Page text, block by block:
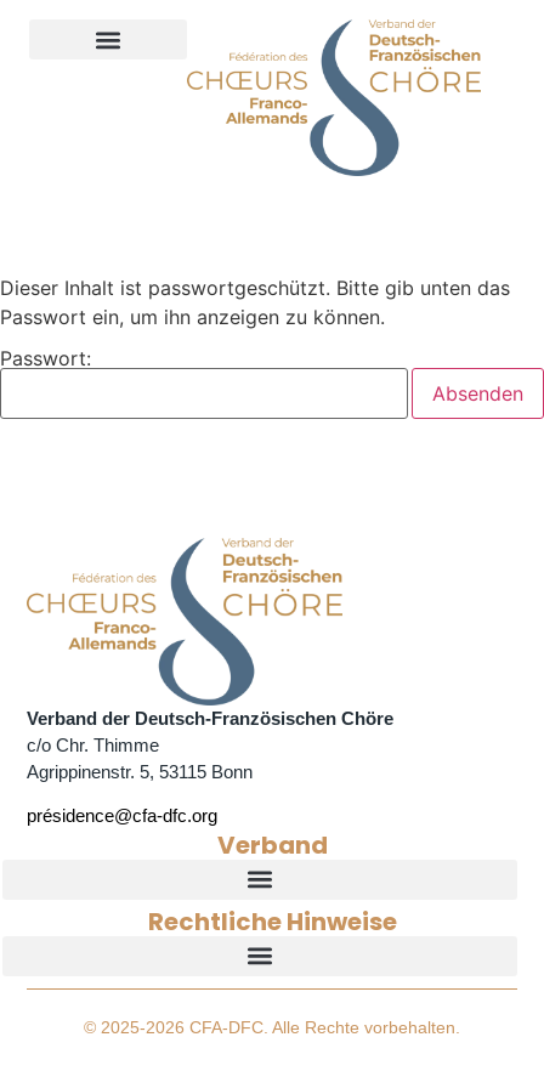
Dieser Inhalt ist passwortgeschützt. Bitte gib unten das
Passwort ein, um ihn anzeigen zu können.
Passwort:
Verband der Deutsch-Französischen Chöre
c/o Chr. Thimme
Agrippinenstr. 5, 53115 Bonn
présidence@cfa-dfc.org
Verband
Rechtliche Hinweise
© 2025-2026 CFA-DFC. Alle Rechte vorbehalten.